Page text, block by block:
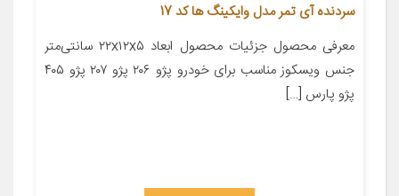
سردنده آی تمر مدل وایکینگ ها کد 17
معرفی محصول جزئیات محصول ابعاد ۲۲x۱۲x۵ سانتی‌متر
جنس ویسکوز مناسب برای خودرو پژو ۲۰۶ پژو ۲۰۷ پژو ۴۰۵
پژو پارس […]